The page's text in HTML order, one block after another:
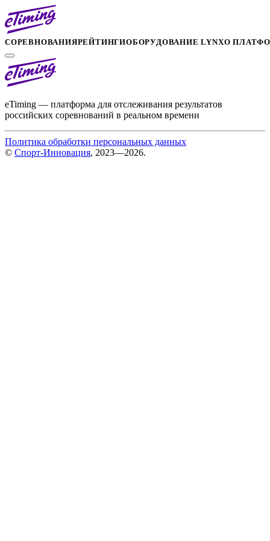
СОРЕВНОВАНИЯРЕЙТИНГИОБОРУДОВАНИЕ LYNXО
eTiming — платформа для отслеживания результатов
российских соревнований в реальном времени
Политика обработки персональных данных
© Спорт-Инновация, 2023—2026.